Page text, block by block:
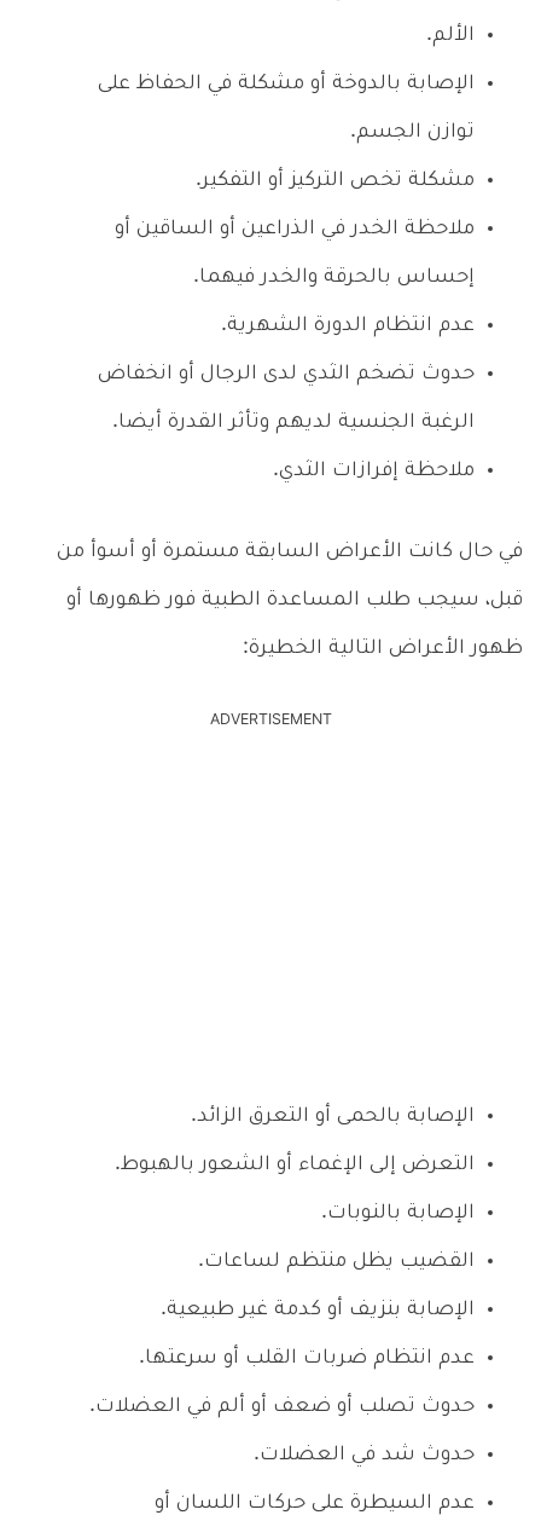
الألم.
الإصابة بالدوخة أو مشكلة في الحفاظ على
توازن الجسم.
مشكلة تخص التركيز أو التفكير.
ملاحظة الخدر في الذراعين أو الساقين أو
إحساس بالحرقة والخدر فيهما.
عدم انتظام الدورة الشهرية.
حدوث تضخم الثدي لدى الرجال أو انخفاض
الرغبة الجنسية لديهم وتأثر القدرة أيضا.
ملاحظة إفرازات الثدي.
في حال كانت الأعراض السابقة مستمرة أو أسوأ من
قبل، سيجب طلب المساعدة الطبية فور ظهورها أو
ظهور الأعراض التالية الخطيرة:
ADVERTISEMENT
الإصابة بالحمى أو التعرق الزائد.
التعرض إلى الإغماء أو الشعور بالهبوط.
الإصابة بالنوبات.
القضيب يظل منتظم لساعات.
الإصابة بنزيف أو كدمة غير طبيعية.
عدم انتظام ضربات القلب أو سرعتها.
حدوث تصلب أو ضعف أو ألم في العضلات.
حدوث شد في العضلات.
عدم السيطرة على حركات اللسان أو